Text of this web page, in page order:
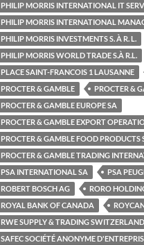
PHILIP MORRIS INTERNATIONAL IT
PHILIP MORRIS INTERNATIONAL
PHILIP MORRIS INVESTMENTS S. À R. L.
PHILIP MORRIS WORLD TRADE S.À R.L.
PLACE SAINT-FRANCOIS 1 LAUSANNE
PROCTER & GAMBLE
PROCTER &
PROCTER & GAMBLE EUROPE SA
PROCTER & GAMBLE EXPORT
PROCTER & GAMBLE FOOD PRODUCTS
PROCTER & GAMBLE TRADING
PSA INTERNATIONAL SA
PSA
ROBERT BOSCH AG
RORO
ROYAL BANK OF CANADA
RWE SUPPLY & TRADING
SAFEC SOCIÉTÉ ANONYME